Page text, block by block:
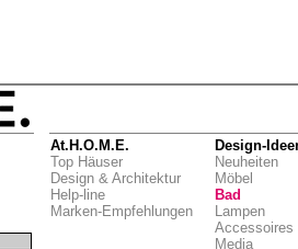
At.H.O.M.E.
Top Häuser
Design & Architektur
Help-line
Marken-Empfehlungen
Design-
Neuheiten
Möbel
Bad
Lampen
Accessoires
Media